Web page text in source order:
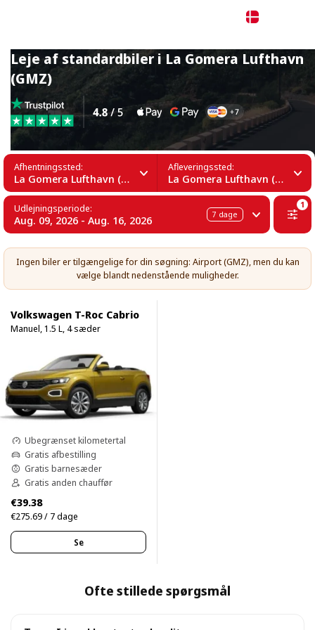
Leje af standardbiler i La Gomera Lufthavn
(GMZ)
Afhentningssted:
La Gomera Lufthavn (GMZ)
Afleveringssted:
La Gomera Lufthavn (GMZ)
Udlejningsperiode:
Aug. 09, 2026 - Aug. 16, 2026 7 dage
1
Ingen biler er tilgængelige for din søgning: Airport (GMZ), men du kan
vælge blandt nedenstående muligheder.
Volkswagen T-Roc Cabrio
Manuel, 1.5 L, 4 sæder
Ubegrænset kilometertal
Gratis afbestilling
Gratis barnesæder
Gratis anden chauffør
€39.38
€275.69 / 7 dage
Se
Ofte stillede spørgsmål